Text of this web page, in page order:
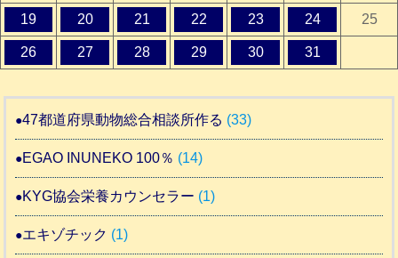
19 20 21 22 23 24 25
26 27 28 29 30 31
47都道府県動物総合相談所作る (33)
EGAO INUNEKO 100％ (14)
KYG協会栄養カウンセラー (1)
エキゾチック (1)